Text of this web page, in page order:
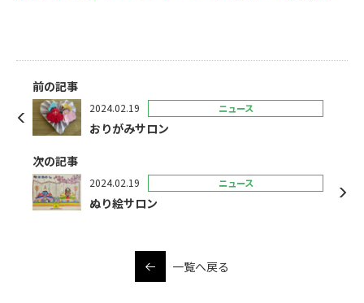
前の記事
2024.02.19 ニュース
おりがみサロン
次の記事
2024.02.19 ニュース
ぬり絵サロン
一覧へ戻る